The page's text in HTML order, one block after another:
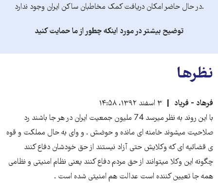
.در حال حاضر امکان دریافت کمک مخاطبان ساکن ایران وجود ندارد
توضیح بیشتر در مورد اینکه چطور از ما حمایت کنید
نظرها
فرهاد - فریاد
۳ اسفند ۱۳۹۲، ۱۴:۵۸
با این روند به نظر میرسد 74 ملیون جمعیت ایران در هر جا باشند رد
صلاحیت میشوند خامنه ای مانده و حوضش . و وای به حال مملکت و قوه
ی قضائیه ای که وکلایش حتی آزاد نیستند از حق خودشان دفاع کنند
چگونه این وکلا میتوانند از حق مردم دفاع کنند یعنی نظام امنیتی و نظامی
همه جا تعیین کننده است عدالت هم امنیتی شده است .